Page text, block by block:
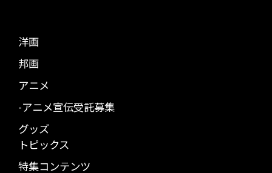
洋画
邦画
アニメ
-アニメ宣伝受託募集
グッズ
トピックス
特集コンテンツ